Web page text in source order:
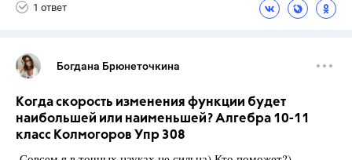
1 ответ
Богдана Брюнеточкина
Когда скорость изменения функции будет
наибольшей или наименьшей? Алгебра 10-11
класс Колмогоров Упр 308